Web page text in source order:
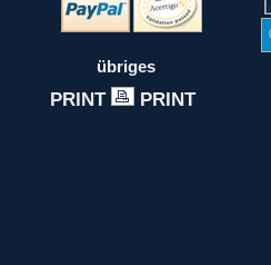
übriges
PRINT PRINT